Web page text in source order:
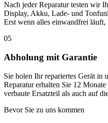
Nach jeder Reparatur testen wir
Display, Akku, Lade- und
Erst wenn alles einwandfrei läuft,
05
Abholung mit Garantie
Sie holen Ihr repariertes Gerät in
Reparatur erhalten Sie 12
verbaute Ersatzteil als auch auf
Bevor Sie zu uns kommen